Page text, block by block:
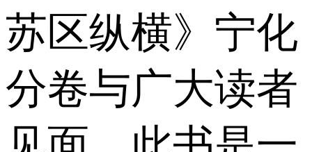
苏区纵横》宁化
分卷与广大读者